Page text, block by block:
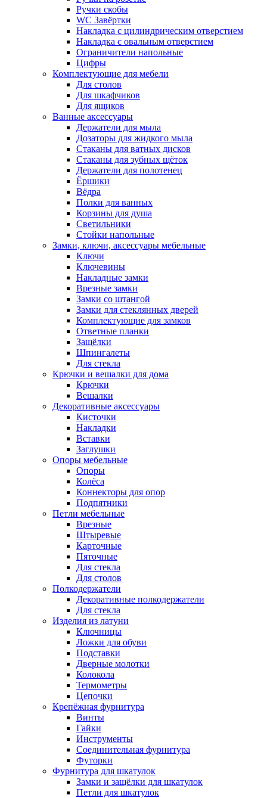
Ручки скобы
WC Завёртки
Накладка с цилиндрическим отверстием
Накладка с овальным отверстием
Ограничители напольные
Цифры
Комплектующие для мебели
Для столов
Для шкафчиков
Для ящиков
Ванные аксессуары
Держатели для мыла
Дозаторы для жидкого мыла
Стаканы для ватных дисков
Стаканы для зубных щёток
Держатели для полотенец
Ёршики
Вёдра
Полки для ванных
Корзины для душа
Светильники
Стойки напольные
Замки, ключи, аксессуары мебельные
Ключи
Ключевины
Накладные замки
Врезные замки
Замки со штангой
Замки для стеклянных дверей
Комплектующие для замков
Ответные планки
Защёлки
Шпингалеты
Для стекла
Крючки и вешалки для дома
Крючки
Вешалки
Декоративные аксессуары
Кисточки
Накладки
Вставки
Заглушки
Опоры мебельные
Опоры
Колёса
Коннекторы для опор
Подпятники
Петли мебельные
Врезные
Штыревые
Карточные
Пяточные
Для стекла
Для столов
Полкодержатели
Декоративные полкодержатели
Для стекла
Изделия из латуни
Ключницы
Ложки для обуви
Подставки
Дверные молотки
Колокола
Термометры
Цепочки
Крепёжная фурнитура
Винты
Гайки
Инструменты
Соединительная фурнитура
Футорки
Фурнитура для шкатулок
Замки и защёлки для шкатулок
Петли для шкатулок